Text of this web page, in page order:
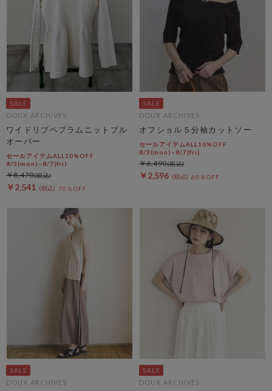
DOUX ARCHIVES
ワイドリブペプラムニットプル
オーバー
セールアイテムALL10%OFF
8/3(mon)~8/7(fri)
￥2,541 70％OFF
￥8,470
DOUX ARCHIVES
オフショル５分袖カットソー
セールアイテムALL10%OFF
8/3(mon)~8/7(fri)
￥2,596 60％OFF
￥6,490
DOUX ARCHIVES DOUX ARCHIVES